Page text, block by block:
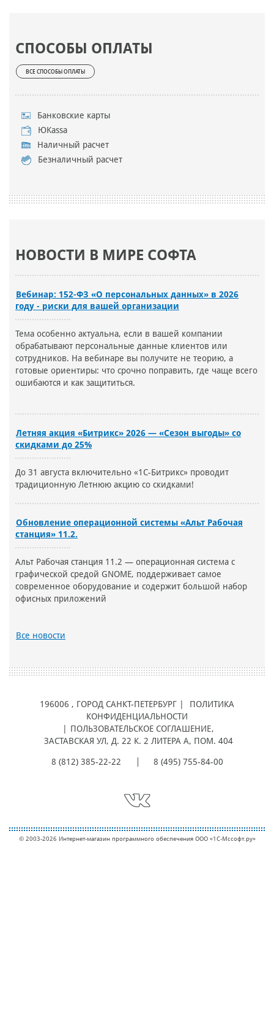
СПОСОБЫ ОПЛАТЫ
ВСЕ СПОСОБЫ ОПЛАТЫ
Банковские карты
ЮKassa
Наличный расчет
Безналичный расчет
НОВОСТИ В МИРЕ СОФТА
Вебинар: 152-ФЗ «О персональных данных» в 2026
году - риски для вашей организации
Тема особенно актуальна, если в вашей компании
обрабатывают персональные данные клиентов или
сотрудников. На вебинаре вы получите не теорию, а
готовые ориентиры: что срочно поправить, где чаще всего
ошибаются и как защититься.
Летняя акция «Битрикс» 2026 — «Сезон выгоды» со
скидками до 25%
До 31 августа включительно «1С-Битрикс» проводит
традиционную Летнюю акцию со скидками!
Обновление операционной системы «Альт Рабочая
станция» 11.2.
Альт Рабочая станция 11.2 — операционная система с
графической средой GNOME, поддерживает самое
современное оборудование и содержит большой набор
офисных приложений
Все новости
196006 , ГОРОД САНКТ-ПЕТЕРБУРГ |
ПОЛИТИКА
КОНФИДЕНЦИАЛЬНОСТИ
ПОЛЬЗОВАТЕЛЬСКОЕ СОГЛАШЕНИЕ,
ЗАСТАВСКАЯ УЛ, Д. 22 К. 2 ЛИТЕРА А, ПОМ. 404
8 (812) 385-22-22 8 (495) 755-84-00
© 2003-2026 Интернет-магазин программного обеспечения ООО «1С-Мcсофт.ру»